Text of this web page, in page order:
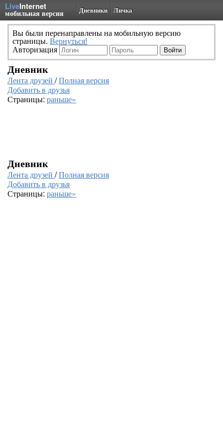
LiveInternet
мобильная версия Дневники Личка
Вы были перенаправлены на мобильную версию
страницы. Вернуться!
Авторизация
Дневник
Лента друзей /Полная версия
Добавить в друзья
Страницы: раньше»
Дневник
Лента друзей /Полная версия
Добавить в друзья
Страницы: раньше»